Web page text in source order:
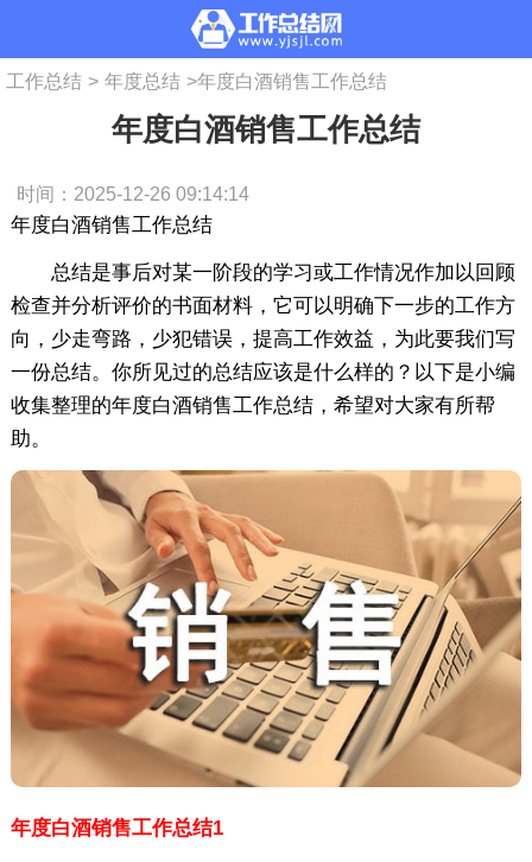
工作总结 > 年度总结 >年度白酒销售工作总结
年度白酒销售工作总结
时间：2025-12-26 09:14:14
年度白酒销售工作总结
总结是事后对某一阶段的学习或工作情况作加以回顾
检查并分析评价的书面材料，它可以明确下一步的工作方
向，少走弯路，少犯错误，提高工作效益，为此要我们写
一份总结。你所见过的总结应该是什么样的？以下是小编
收集整理的年度白酒销售工作总结，希望对大家有所帮
助。
年度白酒销售工作总结1